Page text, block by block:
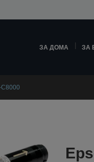
ЗА ДОМА ЗА
C8000